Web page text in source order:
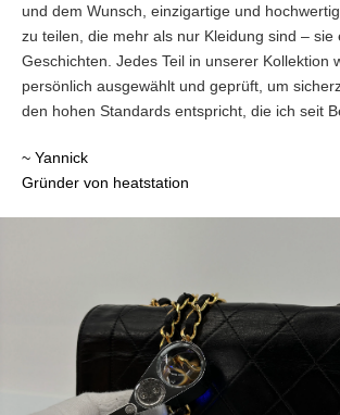
und dem Wunsch, einzigartige und
zu teilen, die mehr als nur Kleidung sind – sie
Geschichten. Jedes Teil in unserer Kollektion
persönlich ausgewählt und geprüft, um
den hohen Standards entspricht, die ich seit
~ Yannick
Gründer von heatstation